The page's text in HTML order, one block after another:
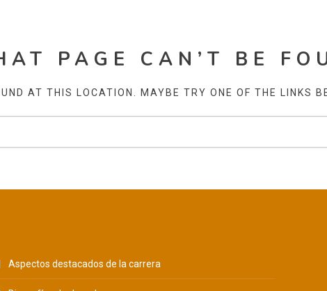
PAGE CAN’T BE
AT THIS LOCATION. MAYBE TRY ONE OF THE LINKS
Aspectos destacados de la carrera